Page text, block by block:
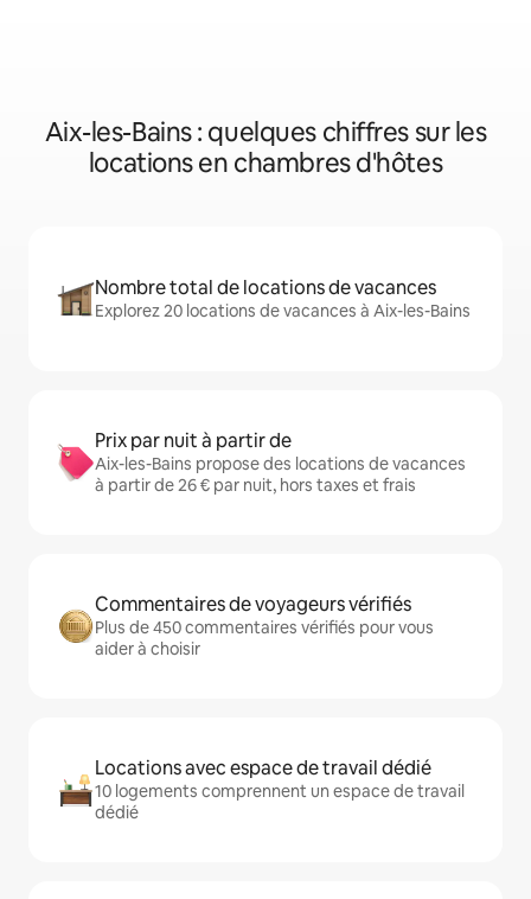
Aix-les-Bains : quelques chiffres sur les
locations en chambres d'hôtes
Nombre total de locations de vacances
Explorez 20 locations de vacances à Aix-les-Bains
Prix par nuit à partir de
Aix-les-Bains propose des locations de vacances
à partir de 26 € par nuit, hors taxes et frais
Commentaires de voyageurs vérifiés
Plus de 450 commentaires vérifiés pour vous
aider à choisir
Locations avec espace de travail dédié
10 logements comprennent un espace de travail
dédié